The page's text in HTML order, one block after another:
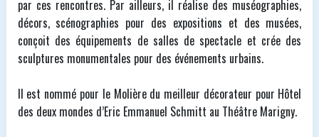
par ces rencontres. Par ailleurs, il réalise des muséographies,
décors, scénographies pour des expositions et des musées,
conçoit des équipements de salles de spectacle et crée des
sculptures monumentales pour des événements urbains.
Il est nommé pour le Molière du meilleur décorateur pour Hôtel
des deux mondes d’Eric Emmanuel Schmitt au Théâtre Marigny.